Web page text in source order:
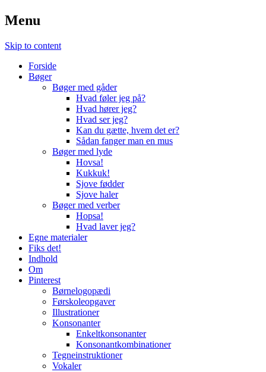
Menu
Skip to content
Forside
Bøger
Bøger med gåder
Hvad føler jeg på?
Hvad hører jeg?
Hvad ser jeg?
Kan du gætte, hvem det er?
Sådan fanger man en mus
Bøger med lyde
Hovsa!
Kukkuk!
Sjove fødder
Sjove haler
Bøger med verber
Hopsa!
Hvad laver jeg?
Egne materialer
Fiks det!
Indhold
Om
Pinterest
Børnelogopædi
Førskoleopgaver
Illustrationer
Konsonanter
Enkeltkonsonanter
Konsonantkombinationer
Tegneinstruktioner
Vokaler